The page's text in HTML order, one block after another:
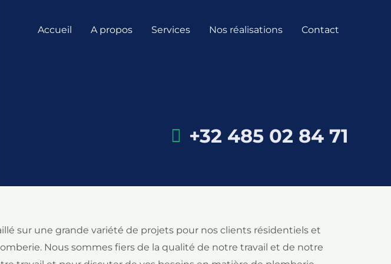
Accueil A propos Services Nos réalisations Contact
+32 485 02 84 71
sur une grande variété de projets pour nos clients résidentiels et
Nous sommes fiers de la qualité de notre travail et de notre